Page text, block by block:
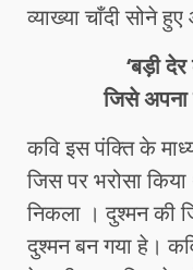
व्याख्या चाँदी सोने
‘बड़ी
जिसे अपना
कवि इस पंक्ति के
जिस पर भरोसा
निकला । दुश्मन की
दुश्मन बन गया हे।